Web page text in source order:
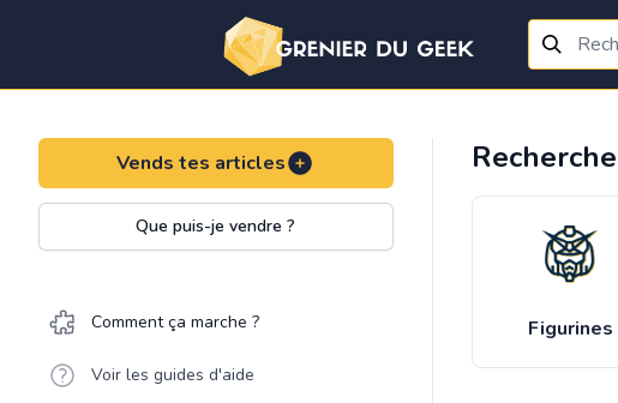
Vends tes articles
Que puis-je vendre ?
Comment ça marche ?
Voir les guides d'aide
Figurines